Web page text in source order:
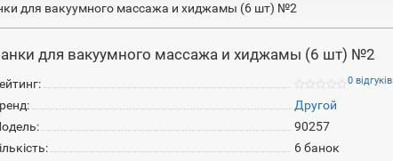
для вакуумного массажа и хиджамы (6 шт) №2
для вакуумного массажа и хиджамы (6 шт) №2
0 відгуків
Другой
90257
6 банок